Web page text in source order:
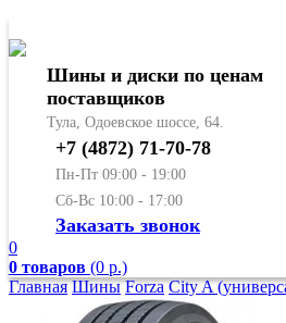
Шины и диски по ценам
поставщиков
Тула, Одоевское шоссе, 64.
+7 (4872) 71-70-78
Пн-Пт 09:00 - 19:00
Сб-Вс 10:00 - 17:00
Заказать звонок
0
0 товаров (0 р.)
Главная Шины Forza City A